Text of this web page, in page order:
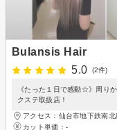
Bulansis Hair
5.0
(2件)
《たった１日で感動☆》周り
クステ取扱店！
アクセス：仙台市地下鉄南
カット単価： -